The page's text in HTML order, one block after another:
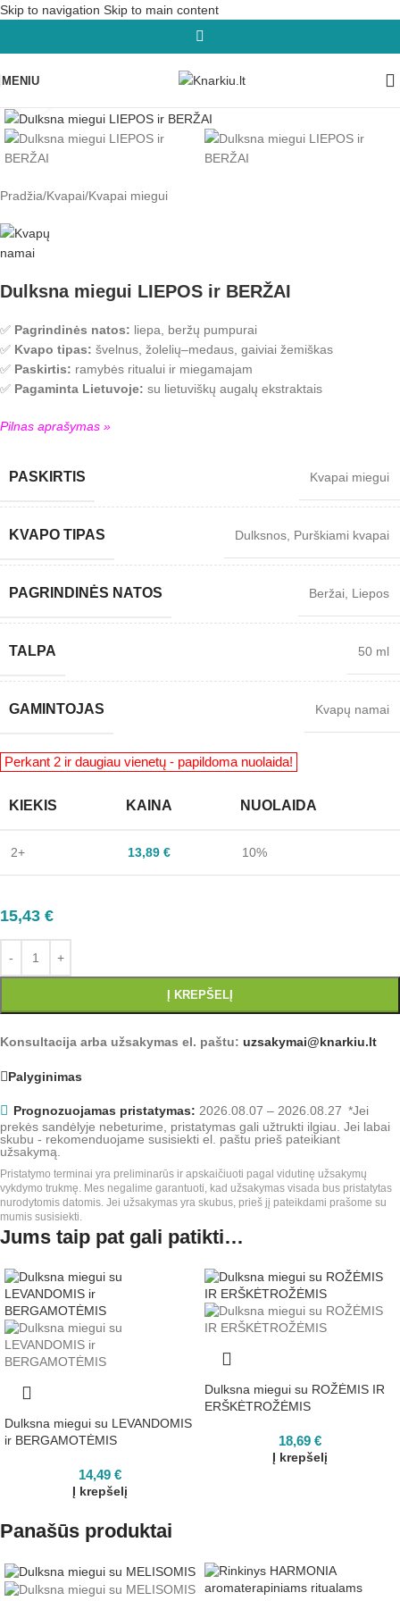
Skip to navigation Skip to main content
MENIU
Pradžia/Kvapai/Kvapai miegui
Dulksna miegui LIEPOS ir BERŽAI
✅ Pagrindinės natos: liepa, beržų pumpurai
✅ Kvapo tipas: švelnus, žolelių–medaus, gaiviai žemiškas
✅ Paskirtis: ramybės ritualui ir miegamajam
✅ Pagaminta Lietuvoje: su lietuviškų augalų ekstraktais
Pilnas aprašymas »
PASKIRTIS Kvapai miegui
KVAPO TIPAS Dulksnos, Purškiami kvapai
PAGRINDINĖS NATOS Beržai, Liepos
TALPA 50 ml
GAMINTOJAS Kvapų namai
KIEKIS KAINA NUOLAIDA
2+ 13,89 € 10%
15,43 €
Į KREPŠELĮ
Konsultacija arba užsakymas el. paštu: uzsakymai@knarkiu.lt
Palyginimas
Prognozuojamas pristatymas: 2026.08.07 – 2026.08.27 *Jei
prekės sandėlyje nebeturime, pristatymas gali užtrukti ilgiau. Jei labai
skubu - rekomenduojame susisiekti el. paštu prieš pateikiant
užsakymą.
Pristatymo terminai yra preliminarūs ir apskaičiuoti pagal vidutinę užsakymų
vykdymo trukmę. Mes negalime garantuoti, kad užsakymas visada bus pristatytas
nurodytomis datomis. Jei užsakymas yra skubus, prieš jį pateikdami prašome su
mumis susisiekti.
Jums taip pat gali patikti…
Dulksna miegui su LEVANDOMIS
ir BERGAMOTĖMIS
14,49 €
Į krepšelį
Dulksna miegui su ROŽĖMIS IR
ERŠKĖTROŽĖMIS
18,69 €
Į krepšelį
Panašūs produktai